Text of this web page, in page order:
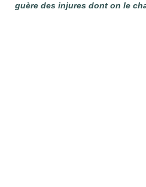
guère des injures dont on le